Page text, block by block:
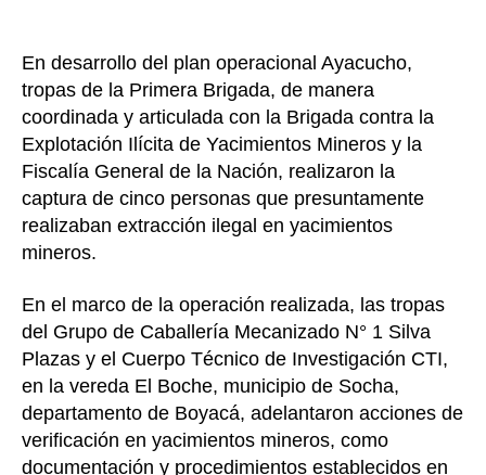
En desarrollo del plan operacional Ayacucho,
tropas de la Primera Brigada, de manera
coordinada y articulada con la Brigada contra la
Explotación Ilícita de Yacimientos Mineros y la
Fiscalía General de la Nación, realizaron la
captura de cinco personas que presuntamente
realizaban extracción ilegal en yacimientos
mineros.
En el marco de la operación realizada, las tropas
del Grupo de Caballería Mecanizado N° 1 Silva
Plazas y el Cuerpo Técnico de Investigación CTI,
en la vereda El Boche, municipio de Socha,
departamento de Boyacá, adelantaron acciones de
verificación en yacimientos mineros, como
documentación y procedimientos establecidos en